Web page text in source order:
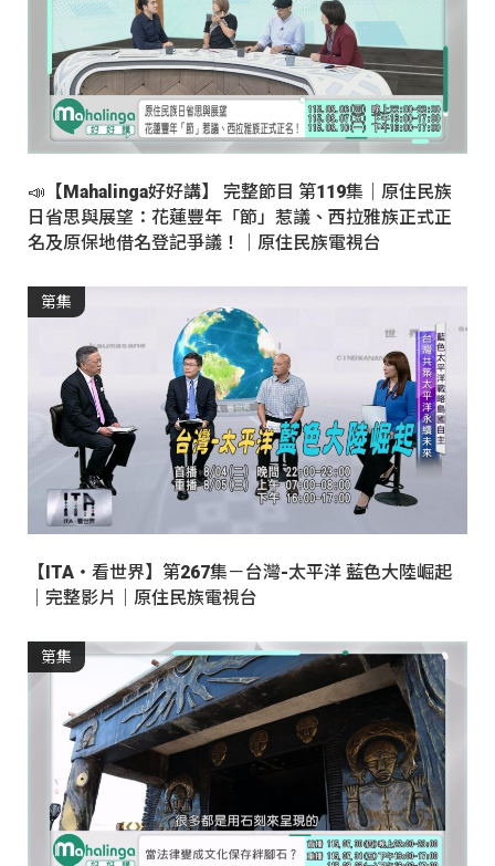
📣【Mahalinga好好講】 完整節目 第119集｜原住民族
日省思與展望：花蓮豐年「節」惹議、西拉雅族正式正
名及原保地借名登記爭議！｜原住民族電視台
第集
【ITA・看世界】第267集－台灣-太平洋 藍色大陸崛起
｜完整影片｜原住民族電視台
第集